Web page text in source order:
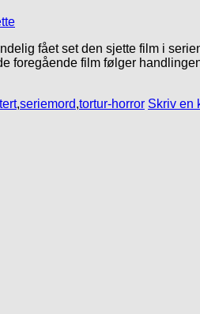
fået set den sjette film i
foregående film følger
,seriemord,tortur-horror Skriv en